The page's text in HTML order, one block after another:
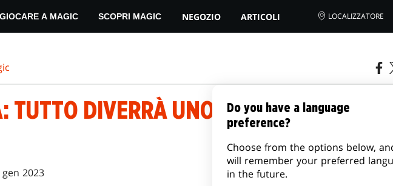
GIOCARE A MAGIC SCOPRI MAGIC NEGOZIO ARTICOLI LOCALIZZATORE
TUTTO DIVERRÀ UNO | UN UOMO DI
gen 2023
Do you have a language
preference?
Choose from the options below,
will remember your preferred
in the future.